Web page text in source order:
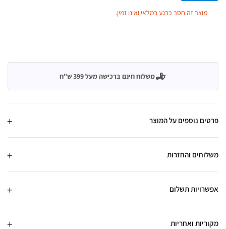
מוצר זה חסר כרגע במלאי ואינו זמין.
משלוח חינם ברכישה מעל 399 ש"ח
פרטים נוספים על המוצר
משלוחים והחזרות
אפשרויות תשלום
מקוריות ואחריות